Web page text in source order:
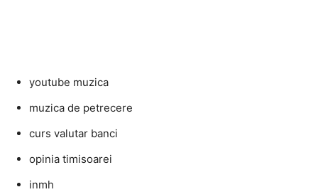
youtube muzica
muzica de petrecere
curs valutar banci
opinia timisoarei
inmh